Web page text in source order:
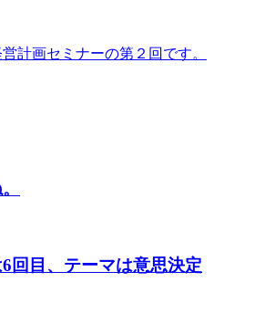
計画セミナーの第２回です。
6回目、テーマは意思決定